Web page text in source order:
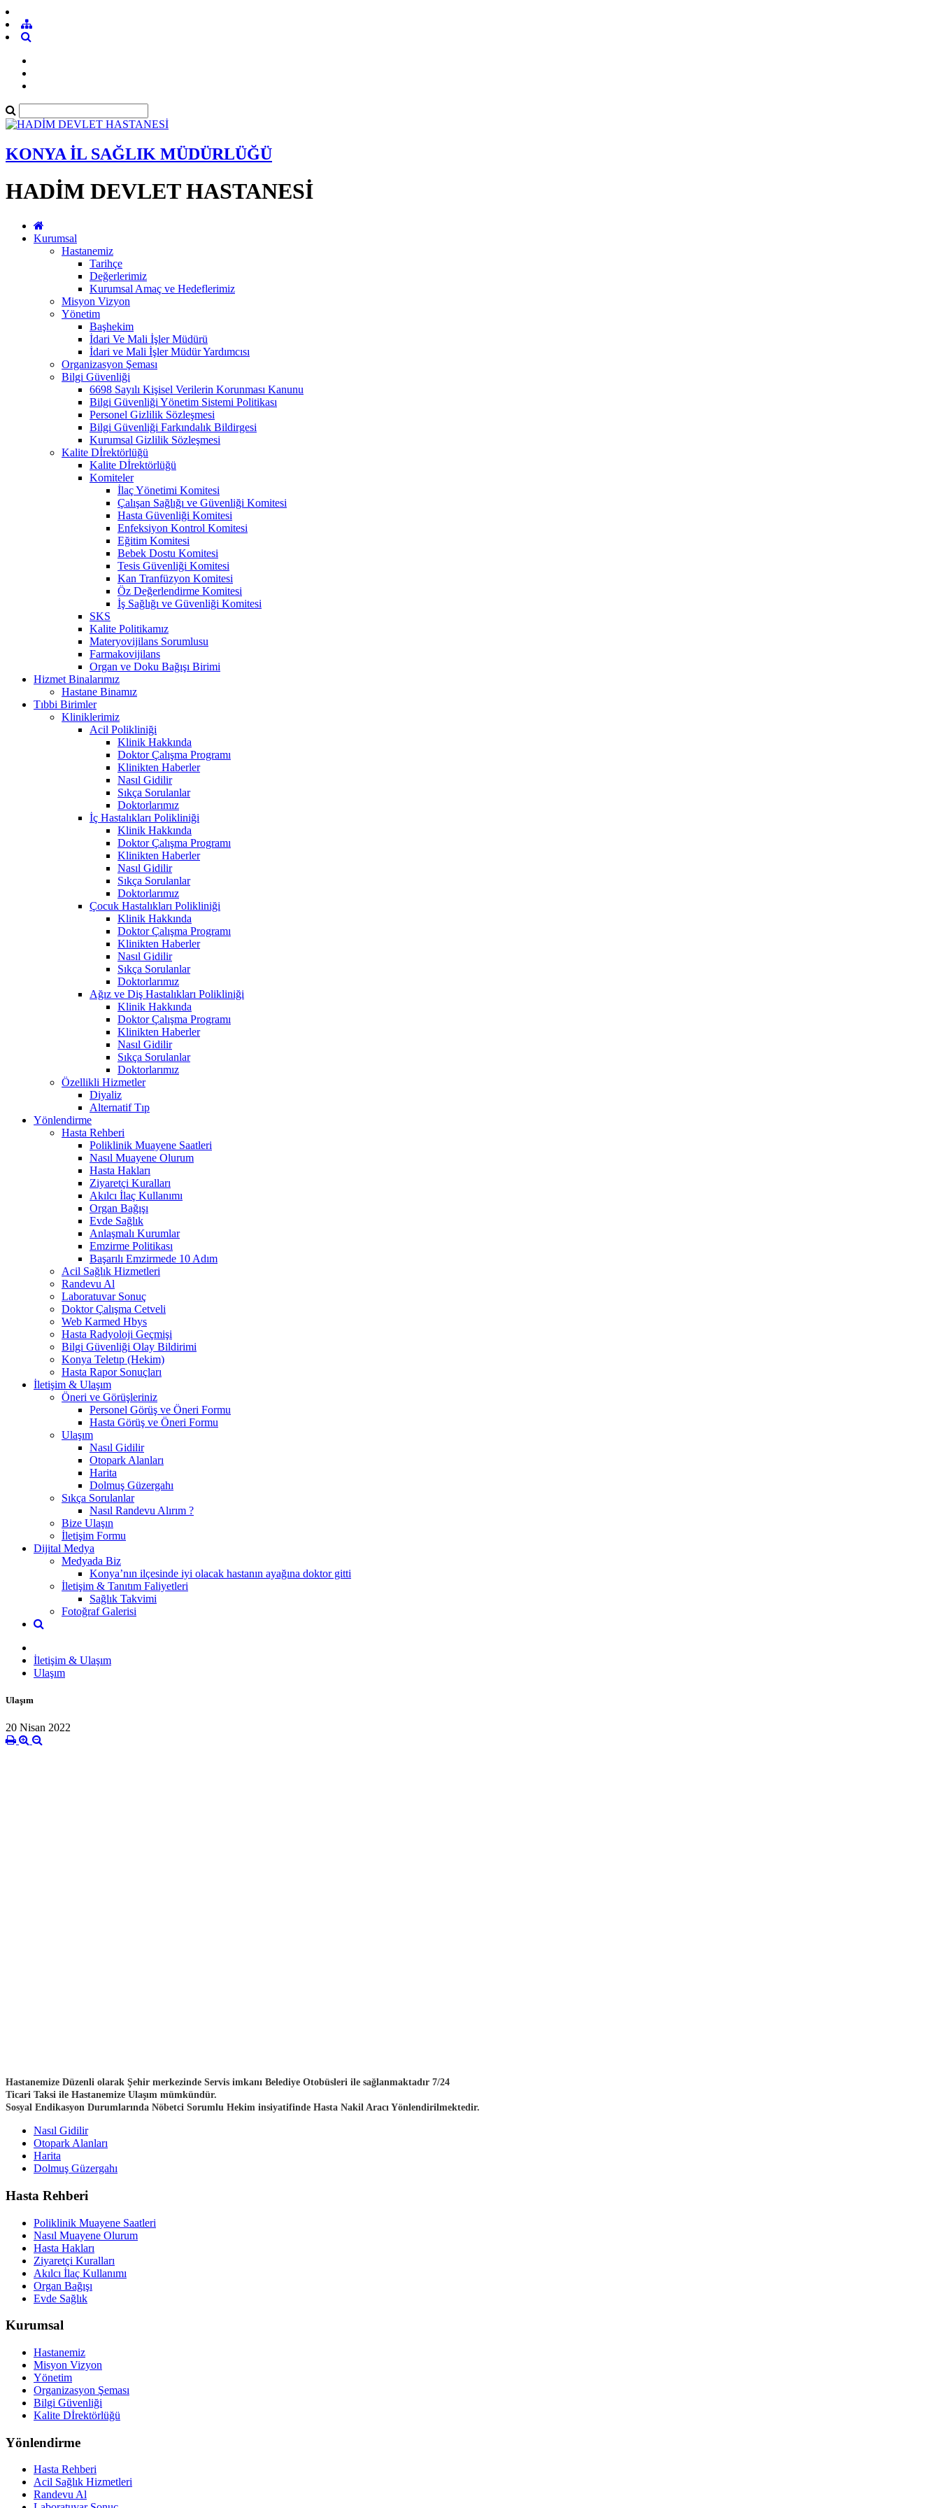
KONYA İL SAĞLIK MÜDÜRLÜĞÜ
HADİM DEVLET HASTANESİ
Kurumsal
Hastanemiz
Tarihçe
Değerlerimiz
Kurumsal Amaç ve Hedeflerimiz
Misyon Vizyon
Yönetim
Başhekim
İdari Ve Mali İşler Müdürü
İdari ve Mali İşler Müdür Yardımcısı
Organizasyon Şeması
Bilgi Güvenliği
6698 Sayılı Kişisel Verilerin Korunması Kanunu
Bilgi Güvenliği Yönetim Sistemi Politikası
Personel Gizlilik Sözleşmesi
Bilgi Güvenliği Farkındalık Bildirgesi
Kurumsal Gizlilik Sözleşmesi
Kalite Dİrektörlüğü
Kalite Dİrektörlüğü
Komiteler
İlaç Yönetimi Komitesi
Çalışan Sağlığı ve Güvenliği Komitesi
Hasta Güvenliği Komitesi
Enfeksiyon Kontrol Komitesi
Eğitim Komitesi
Bebek Dostu Komitesi
Tesis Güvenliği Komitesi
Kan Tranfüzyon Komitesi
Öz Değerlendirme Komitesi
İş Sağlığı ve Güvenliği Komitesi
SKS
Kalite Politikamız
Materyovijilans Sorumlusu
Farmakovijilans
Organ ve Doku Bağışı Birimi
Hizmet Binalarımız
Hastane Binamız
Tıbbi Birimler
Kliniklerimiz
Acil Polikliniği
Klinik Hakkında
Doktor Çalışma Programı
Klinikten Haberler
Nasıl Gidilir
Sıkça Sorulanlar
Doktorlarımız
İç Hastalıkları Polikliniği
Klinik Hakkında
Doktor Çalışma Programı
Klinikten Haberler
Nasıl Gidilir
Sıkça Sorulanlar
Doktorlarımız
Çocuk Hastalıkları Polikliniği
Klinik Hakkında
Doktor Çalışma Programı
Klinikten Haberler
Nasıl Gidilir
Sıkça Sorulanlar
Doktorlarımız
Ağız ve Diş Hastalıkları Polikliniği
Klinik Hakkında
Doktor Çalışma Programı
Klinikten Haberler
Nasıl Gidilir
Sıkça Sorulanlar
Doktorlarımız
Özellikli Hizmetler
Diyaliz
Alternatif Tıp
Yönlendirme
Hasta Rehberi
Poliklinik Muayene Saatleri
Nasıl Muayene Olurum
Hasta Hakları
Ziyaretçi Kuralları
Akılcı İlaç Kullanımı
Organ Bağışı
Evde Sağlık
Anlaşmalı Kurumlar
Emzirme Politikası
Başarılı Emzirmede 10 Adım
Acil Sağlık Hizmetleri
Randevu Al
Laboratuvar Sonuç
Doktor Çalışma Cetveli
Web Karmed Hbys
Hasta Radyoloji Geçmişi
Bilgi Güvenliği Olay Bildirimi
Konya Teletıp (Hekim)
Hasta Rapor Sonuçları
İletişim & Ulaşım
Öneri ve Görüşleriniz
Personel Görüş ve Öneri Formu
Hasta Görüş ve Öneri Formu
Ulaşım
Nasıl Gidilir
Otopark Alanları
Harita
Dolmuş Güzergahı
Sıkça Sorulanlar
Nasıl Randevu Alırım ?
Bize Ulaşın
İletişim Formu
Dijital Medya
Medyada Biz
Konya’nın ilçesinde iyi olacak hastanın ayağına doktor gitti
İletişim & Tanıtım Faliyetleri
Sağlık Takvimi
Fotoğraf Galerisi
İletişim & Ulaşım
Ulaşım
Ulaşım
20 Nisan 2022
Hastanemize Düzenli olarak Şehir merkezinde Servis imkanı Belediye Otobüsleri ile sağlanmaktadır 7/24
Ticari Taksi ile Hastanemize Ulaşım mümkündür.
Sosyal Endikasyon Durumlarında Nöbetci Sorumlu Hekim insiyatifinde Hasta Nakil Aracı Yönlendirilmektedir.
Nasıl Gidilir
Otopark Alanları
Harita
Dolmuş Güzergahı
Hasta Rehberi
Poliklinik Muayene Saatleri
Nasıl Muayene Olurum
Hasta Hakları
Ziyaretçi Kuralları
Akılcı İlaç Kullanımı
Organ Bağışı
Evde Sağlık
Kurumsal
Hastanemiz
Misyon Vizyon
Yönetim
Organizasyon Şeması
Bilgi Güvenliği
Kalite Dİrektörlüğü
Yönlendirme
Hasta Rehberi
Acil Sağlık Hizmetleri
Randevu Al